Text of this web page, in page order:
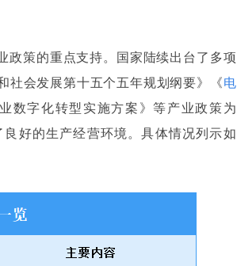
政策的重点支持。国家陆续出台了多项
社会发展第十五个五年规划纲要》《电
数字化转型实施方案》等产业政策为
好的生产经营环境。具体情况列示如